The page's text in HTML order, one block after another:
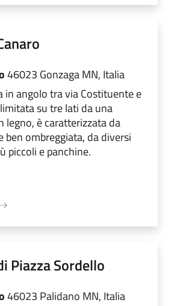
46023 Gonzaga MN, Italia
in angolo tra via Costituente e
su tre lati da una
legno, è caratterizzata da
ben ombreggiata, da diversi
piccoli e panchine.
Piazza Sordello
46023 Palidano MN, Italia